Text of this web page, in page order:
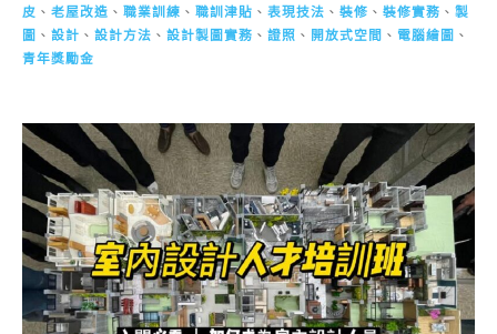
皮 、 老屋改造 、 職業訓練 、 職訓津貼 、 表現技法 、 裝修 、 裝修實務 、 製
圖 、 設計 、 設計方法 、 設計製圖實務 、 證照 、 開放式空間 、 電腦繪圖 、
青年獎勵金